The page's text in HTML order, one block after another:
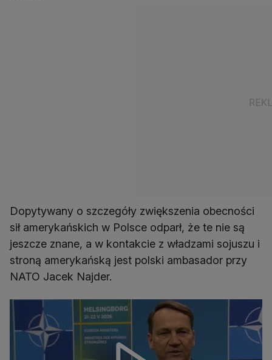
Dopytywany o szczegóły zwiększenia obecności
sił amerykańskich w Polsce odparł, że te nie są
jeszcze znane, a w kontakcie z władzami sojuszu i
stroną amerykańską jest polski ambasador przy
NATO Jacek Najder.